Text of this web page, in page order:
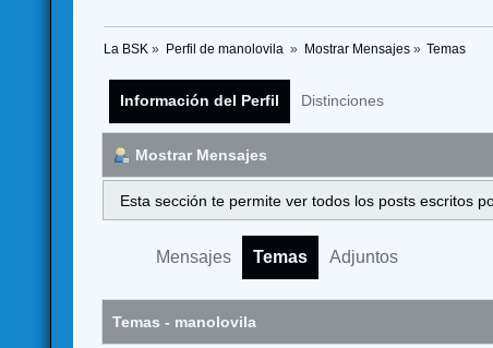
La BSK » Perfil de manolovila » Mostrar Mensajes» Temas
Información del Perfil Distinciones
Mostrar Mensajes
Esta sección te permite ver todos los posts escritos
Mensajes Temas Adjuntos
Temas - manolovila